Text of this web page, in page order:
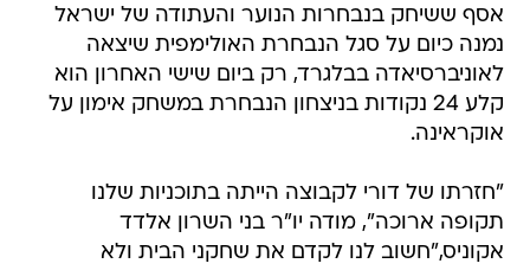
אסף ששיחק בנבחרות הנוער והעתודה של ישראל
נמנה כיום על סגל הנבחרת האולימפית שיצאה
לאוניברסיאדה בבלגרד, רק ביום שישי האחרון הוא
קלע 24 נקודות בניצחון הנבחרת במשחק אימון על
אוקראינה.
"חזרתו של דורי לקבוצה הייתה בתוכניות שלנו
תקופה ארוכה", מודה יו"ר בני השרון אלדד
אקוניס,"חשוב לנו לקדם את שחקני הבית ולא